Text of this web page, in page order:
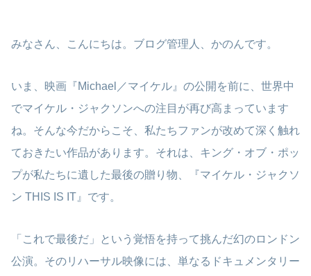
みなさん、こんにちは。ブログ管理人、かのんです。
いま、映画『Michael／マイケル』の公開を前に、世界中
でマイケル・ジャクソンへの注目が再び高まっています
ね。そんな今だからこそ、私たちファンが改めて深く触れ
ておきたい作品があります。それは、キング・オブ・ポッ
プが私たちに遺した最後の贈り物、『マイケル・ジャクソ
ン THIS IS IT』です。
「これで最後だ」という覚悟を持って挑んだ幻のロンドン
公演。そのリハーサル映像には、単なるドキュメンタリー